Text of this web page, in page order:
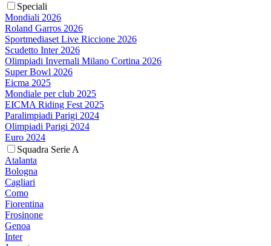
Speciali
Mondiali 2026
Roland Garros 2026
Sportmediaset Live Riccione 2026
Scudetto Inter 2026
Olimpiadi Invernali Milano Cortina 2026
Super Bowl 2026
Eicma 2025
Mondiale per club 2025
EICMA Riding Fest 2025
Paralimpiadi Parigi 2024
Olimpiadi Parigi 2024
Euro 2024
Squadra Serie A
Atalanta
Bologna
Cagliari
Como
Fiorentina
Frosinone
Genoa
Inter